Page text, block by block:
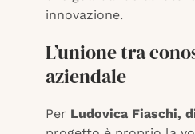
innovazione.
L’unione tra
aziendale
Per Ludovica Fiaschi,